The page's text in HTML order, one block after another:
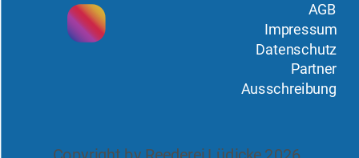
AGB
Impressum
Datenschutz
Partner
Ausschreibung
Copyright by Reederei Lüdicke 2026